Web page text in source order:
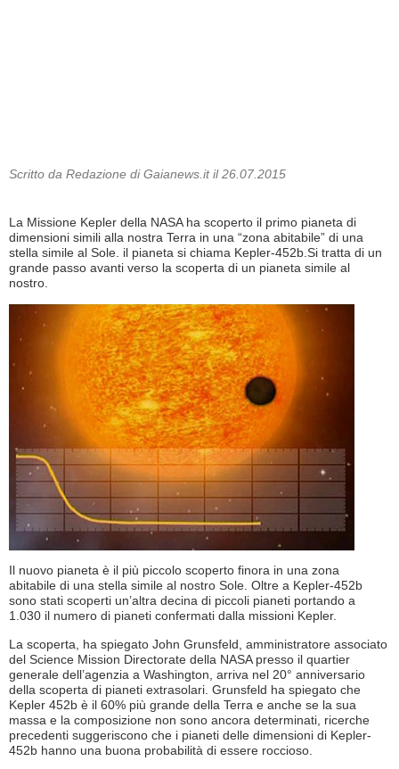
Scritto da Redazione di Gaianews.it il 26.07.2015
La Missione Kepler della NASA ha scoperto il primo pianeta di
dimensioni simili alla nostra Terra in una “zona abitabile” di una
stella simile al Sole. il pianeta si chiama Kepler-452b.Si tratta di un
grande passo avanti verso la scoperta di un pianeta simile al
nostro.
Il nuovo pianeta è il più piccolo scoperto finora in una zona
abitabile di una stella simile al nostro Sole. Oltre a Kepler-452b
sono stati scoperti un’altra decina di piccoli pianeti portando a
1.030 il numero di pianeti confermati dalla missioni Kepler.
La scoperta, ha spiegato John Grunsfeld, amministratore associato
del Science Mission Directorate della NASA presso il quartier
generale dell’agenzia a Washington, arriva nel 20° anniversario
della scoperta di pianeti extrasolari. Grunsfeld ha spiegato che
Kepler 452b è il 60% più grande della Terra e anche se la sua
massa e la composizione non sono ancora determinati, ricerche
precedenti suggeriscono che i pianeti delle dimensioni di Kepler-
452b hanno una buona probabilità di essere roccioso.